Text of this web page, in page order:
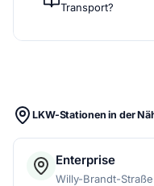
Transport?
LKW-Stationen in der
Enterprise
Willy-Brandt-